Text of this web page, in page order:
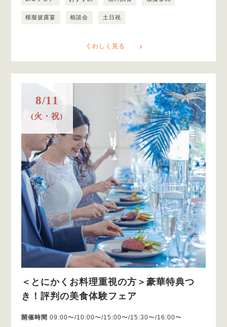
模擬披露宴 相談会 土日祝
くわしく見る
8/11
(火・祝)
＜とにかくお料理重視の方＞豪華特典つ
き！評判の美食体験フェア
開催時間 09:00〜/10:00〜/15:00〜/15:30〜/16:00〜